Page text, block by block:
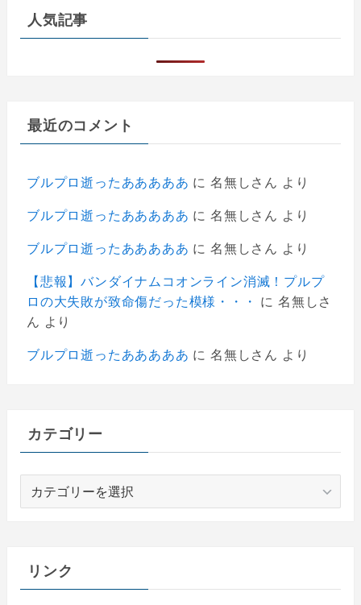
人気記事
最近のコメント
ブルプロ逝ったあああああ に 名無しさん より
ブルプロ逝ったあああああ に 名無しさん より
ブルプロ逝ったあああああ に 名無しさん より
【悲報】バンダイナムコオンライン消滅！プルプ
ロの大失敗が致命傷だった模様・・・
に 名無しさ
ん より
ブルプロ逝ったあああああ に 名無しさん より
カテゴリー
ーリンク